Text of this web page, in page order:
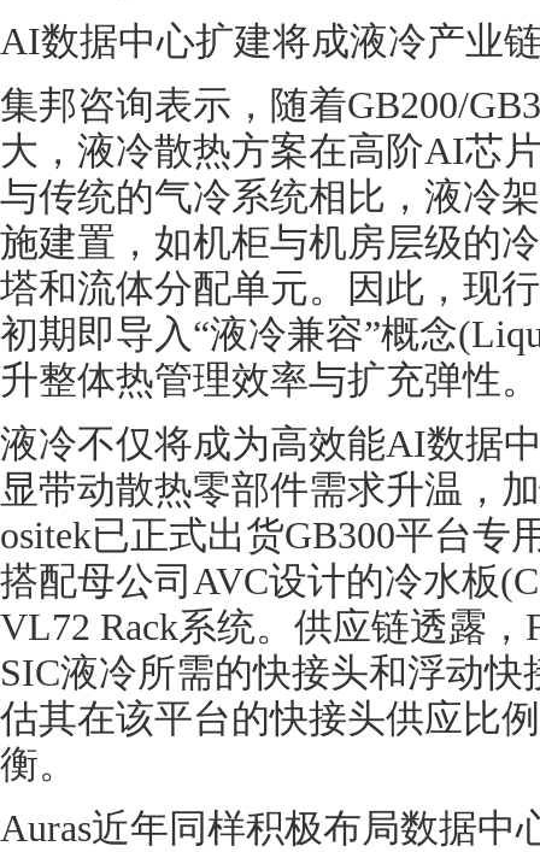
AI数据中心扩建将成液冷产业
集邦咨询表示，随着GB200/
大，液冷散热方案在高阶AI芯
与传统的气冷系统相比，液冷
施建置，如机柜与机房层级的
塔和流体分配单元。因此，现
初期即导入“液冷兼容”概念
升整体热管理效率与扩充弹性。
液冷不仅将成为高效能AI数据
显带动散热零部件需求升温，
ositek已正式出货GB300平台专
搭配母公司AVC设计的冷水板
VL72 Rack系统。供应链透露，
SIC液冷所需的快接头和浮动快
估其在该平台的快接头供应比
衡。
Auras近年同样积极布局数据中